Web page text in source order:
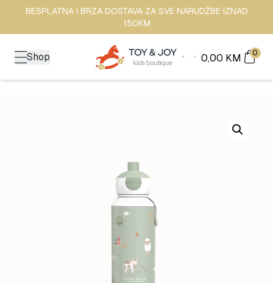
BESPLATNA I BRZA DOSTAVA ZA SVE NARUDŽBE IZNAD
150KM
Shop 0,00 KM 0